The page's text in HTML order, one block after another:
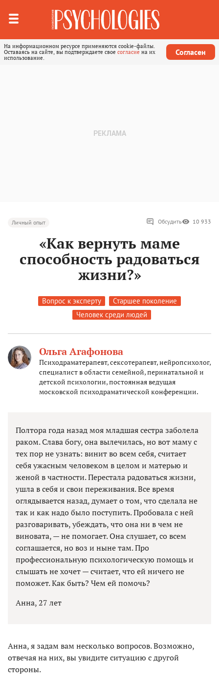
На информационном ресурсе применяются cookie-файлы.
Оставаясь на сайте, вы подтверждаете свое согласие на их
использование.
Согласен
Личный опыт Обсудить 10 933
«Как вернуть маме
способность радоваться
жизни?»
Вопрос к эксперту
Старшее поколение
Человек среди людей
Ольга Агафонова
Психодраматерапевт, сексотерапевт, нейропсихолог,
специалист в области семейной, перинатальной и
детской психологии, постоянная ведущая
московской психодраматической конференции.
Полтора года назад моя младшая сестра заболела
раком. Слава богу, она вылечилась, но вот маму с
тех пор не узнать: винит во всем себя, считает
себя ужасным человеком в целом и матерью и
женой в частности. Перестала радоваться жизни,
ушла в себя и свои переживания. Все время
оглядывается назад, думает о том, что сделала не
так и как надо было поступить. Пробовала с ней
разговаривать, убеждать, что она ни в чем не
виновата, — не помогает. Она слушает, со всем
соглашается, но воз и ныне там. Про
профессиональную психологическую помощь и
слышать не хочет — считает, что ей ничего не
поможет. Как быть? Чем ей помочь?
Анна, 27 лет
Анна, я задам вам несколько вопросов. Возможно,
отвечая на них, вы увидите ситуацию с другой
стороны.